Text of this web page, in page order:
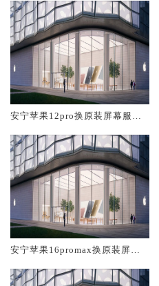
安宁苹果12pro换原装屏幕服务
安宁苹果16promax换原装屏幕